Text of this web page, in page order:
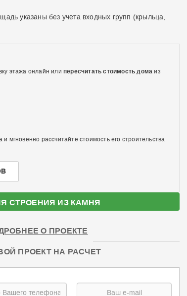
указаны без учёта входных групп (крыльца,
этажа онлайн или пересчитать стоимость домаиз
мгновенно рассчитайте стоимость его строительства
СТРОЕНИЯ ИЗ КАМНЯ
О ПРОЕКТЕ
ПРОЕКТ НА РАСЧЕТ